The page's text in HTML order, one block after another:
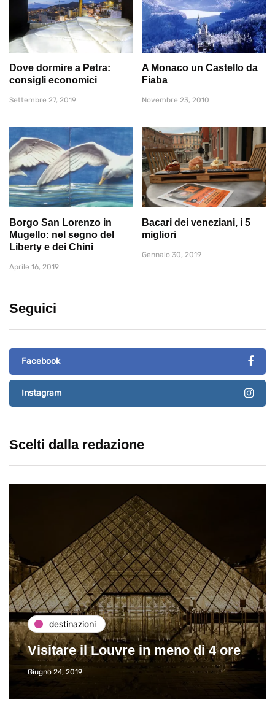
Dove dormire a Petra:
consigli economici
Settembre 27, 2019
A Monaco un Castello da
Fiaba
Novembre 23, 2010
Borgo San Lorenzo in
Mugello: nel segno del
Liberty e dei Chini
Aprile 16, 2019
Bacari dei veneziani, i 5
migliori
Gennaio 30, 2019
Seguici
Facebook
Instagram
Scelti dalla redazione
destinazioni
Visitare il Louvre in meno di 4 ore
Giugno 24, 2019